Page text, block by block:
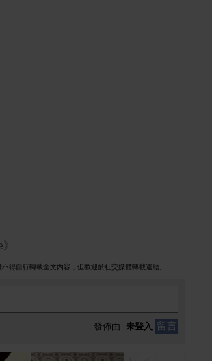
得自行轉載全文內容，但歡迎於社交媒體轉載連結。
發佈由: 未登入 留言